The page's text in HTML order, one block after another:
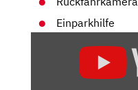
Einparkhilfe